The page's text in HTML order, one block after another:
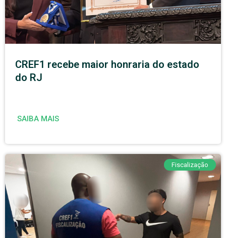
CREF1 recebe maior honraria do estado
do RJ
SAIBA MAIS
Fiscalização